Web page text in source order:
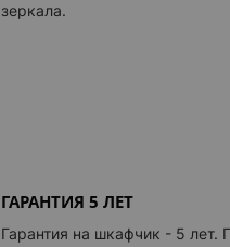
зеркала.
ГАРАНТИЯ 5 ЛЕТ
Гарантия на шкафчик - 5 лет.